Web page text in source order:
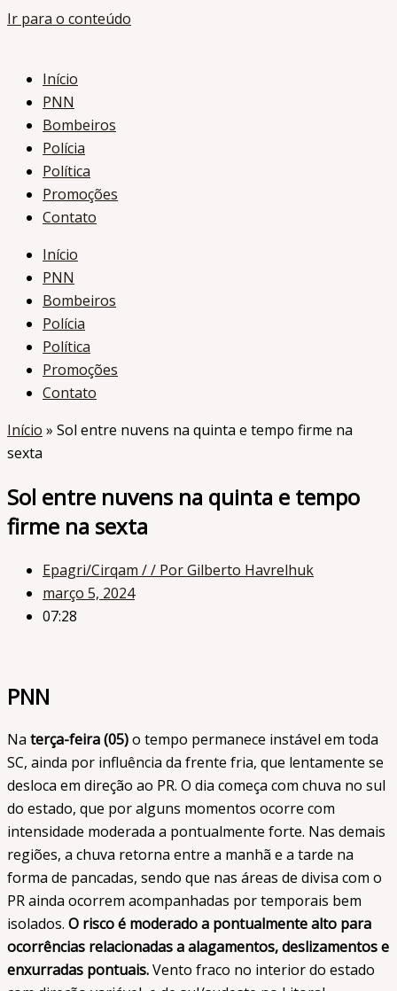
Ir para o conteúdo
Início
PNN
Bombeiros
Polícia
Política
Promoções
Contato
Início
PNN
Bombeiros
Polícia
Política
Promoções
Contato
Início » Sol entre nuvens na quinta e tempo firme na
sexta
Sol entre nuvens na quinta e tempo
firme na sexta
Epagri/Cirqam // Por Gilberto Havrelhuk
março 5, 2024
07:28
PNN
Na terça-feira (05)o tempo permanece instável em toda
SC, ainda por influência da frente fria, que lentamente se
desloca em direção ao PR. O dia começa com chuva no sul
do estado, que por alguns momentos ocorre com
intensidade moderada a pontualmente forte. Nas demais
regiões, a chuva retorna entre a manhã e a tarde na
forma de pancadas, sendo que nas áreas de divisa com o
PR ainda ocorrem acompanhadas por temporais bem
isolados. O risco é moderado a pontualmente alto para
ocorrências relacionadas a alagamentos, deslizamentos e
enxurradas pontuais.Vento fraco no interior do estado